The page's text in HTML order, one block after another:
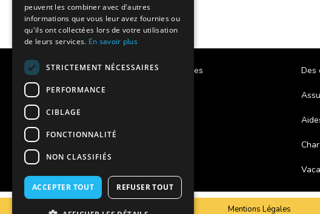
Calendrier des vacances scolaires
Notre histoire
Des
C.G.V Mentions Légales
peuvent les combiner avec d'autres
informations que vous leur avez fournies ou
qu'ils ont collectées lors de votre utilisation
de leurs services. En savoir plus
STRICTEMENT NÉCESSAIRES
PERFORMANCE
CIBLAGE
FONCTIONNALITÉ
NON CLASSIFIÉS
ACCEPTER TOUT REFUSER TOUT